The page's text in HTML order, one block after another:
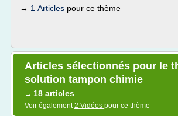
→ 1 Articles pour ce thème
Articles sélectionnés pour le
solution tampon chimie
→ 18 articles
Voir également2 Vidéos pour ce thème